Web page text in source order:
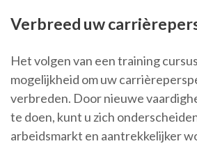
Verbreed uw
Het volgen van een training
mogelijkheid om uw
verbreden. Door nieuwe
te doen, kunt u zich
arbeidsmarkt en aantrekkelijker